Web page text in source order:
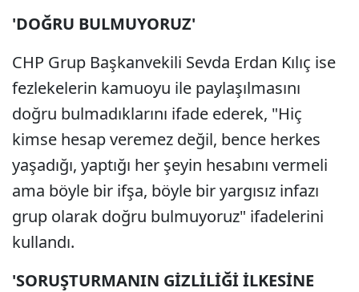
'DOĞRU BULMUYORUZ'
CHP Grup Başkanvekili Sevda Erdan Kılıç ise
fezlekelerin kamuoyu ile paylaşılmasını
doğru bulmadıklarını ifade ederek, "Hiç
kimse hesap veremez değil, bence herkes
yaşadığı, yaptığı her şeyin hesabını vermeli
ama böyle bir ifşa, böyle bir yargısız infazı
grup olarak doğru bulmuyoruz" ifadelerini
kullandı.
'SORUŞTURMANIN GİZLİLİĞİ İLKESİNE